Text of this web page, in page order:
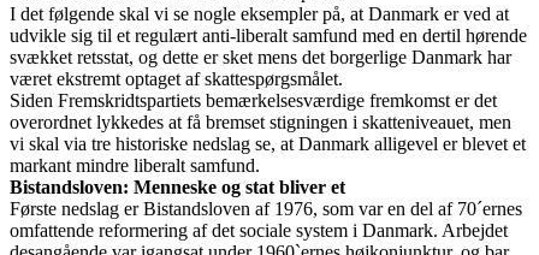
I det følgende skal vi se nogle eksempler på, at Danmark er ved at
udvikle sig til et regulært anti-liberalt samfund med en dertil hørende
svækket retsstat, og dette er sket mens det borgerlige Danmark har
været ekstremt optaget af skattespørgsmålet.
Siden Fremskridtspartiets bemærkelsesværdige fremkomst er det
overordnet lykkedes at få bremset stigningen i skatteniveauet, men
vi skal via tre historiske nedslag se, at Danmark alligevel er blevet et
markant mindre liberalt samfund.
Bistandsloven: Menneske og stat bliver et
Første nedslag er Bistandsloven af 1976, som var en del af 70´ernes
omfattende reformering af det sociale system i Danmark. Arbejdet